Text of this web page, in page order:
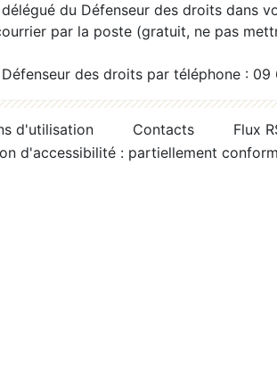
du Défenseur des droits dans
par la poste (gratuit, ne pas
des droits par téléphone :
d'utilisation Contacts
Flux
d'accessibilité : partiellement